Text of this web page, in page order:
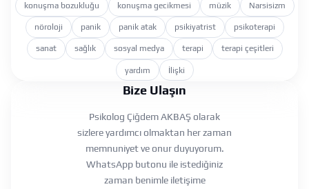
konuşma bozukluğu konuşma gecikmesi müzik Narsisizm
nöroloji panik panik atak psikiyatrist psikoterapi
sanat sağlık sosyal medya terapi terapi çeşitleri
yardım İlişki
Bize Ulaşın
Psikolog Çiğdem AKBAŞ olarak
sizlere yardımcı olmaktan her zaman
memnuniyet ve onur duyuyorum.
WhatsApp butonu ile istediğiniz
zaman benimle iletişime